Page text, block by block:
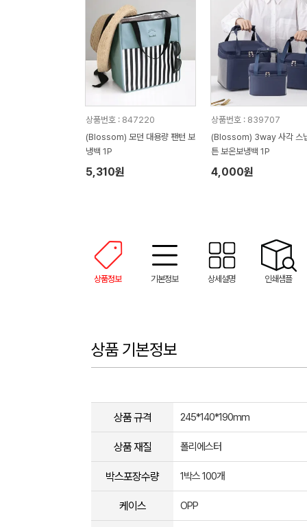
상품번호 : 847220
(Blossom) 모던 대용량 팬턴 보
냉백 1P
5,310원
상품번호 : 839707
(Blossom) 3way 사각 스
튼 보온보냉백 1P
4,000원
상품정보 기본정보 상세설명 인쇄샘플
상품 기본정보
상품 규격 245*140*190mm
상품 재질 폴리에스터
박스포장수량 1박스 100개
케이스 OPP